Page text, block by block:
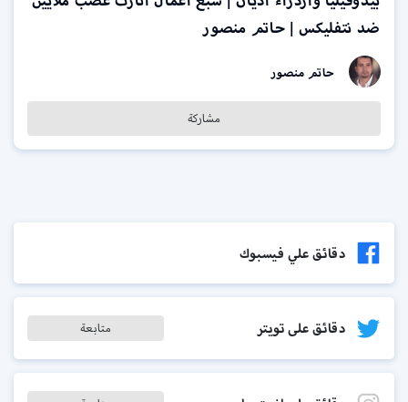
ضد نتفليكس | حاتم منصور
حاتم منصور
مشاركة
دقائق علي فيسبوك
دقائق على تويتر متابعة